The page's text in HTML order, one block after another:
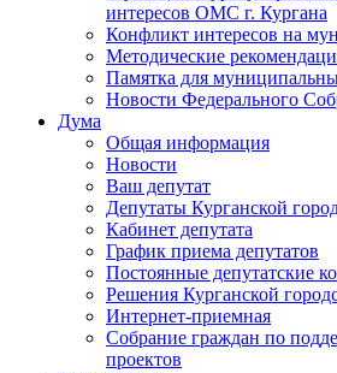
интересов ОМС г. Кургана
Конфликт интересов на
Методические
Памятка для
Новости Федерального
Дума
Общая информация
Новости
Ваш депутат
Депутаты Курганской
Кабинет депутата
График приема депутатов
Постоянные депутатские
Решения Курганской
Интернет-приемная
Собрание граждан по
проектов